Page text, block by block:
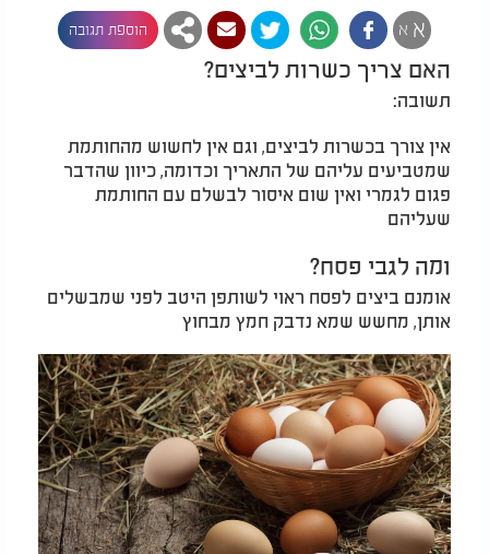
א א הוספת תגובה
האם צריך כשרות לביצים?
תשובה:
אין צורך בכשרות לביצים, וגם אין לחשוש מהחותמת
שמטביעים עליהם של התאריך וכדומה, כיוון שהדבר
פגום לגמרי ואין שום איסור לבשלם עם החותמת
שעליהם
ומה לגבי פסח?
אומנם ביצים לפסח ראוי לשותפן היטב לפני שמבשלים
אותן, מחשש שמא נדבק חמץ מבחוץ